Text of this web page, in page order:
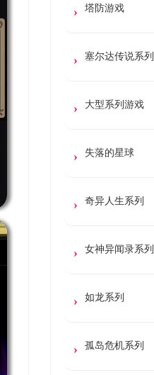
塔防游戏
塞尔达传说系列
大型系列游戏
失落的星球
奇异人生系列
女神异闻录系列
如龙系列
孤岛危机系列